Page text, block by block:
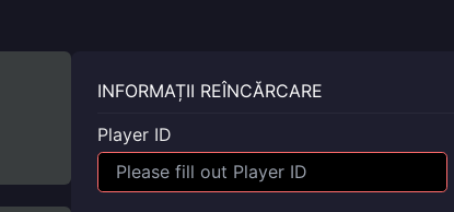
INFORMAȚII REÎNCĂRCARE
Player ID